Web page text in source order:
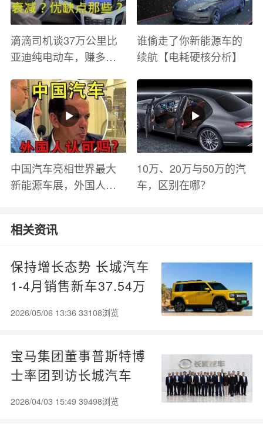
滴滴司机谈37万公里比
亚迪纯电动车，赚多少
有哪些？
谁偷走了你新能源车的
续航【电耗硬核分析】
中国汽车亮相世界最大
新能源车展，外国人怎
10万、20万与50万的汽
车，区别在哪？
相关资讯
保持增长态势 长城汽车
1-4月销售新车37.54万
辆 同比增长5.20%
2026/05/06 13:36 33108浏览
宝马集团董事普斯特博
士率团到访长城汽车
2026/04/03 15:49 39498浏览